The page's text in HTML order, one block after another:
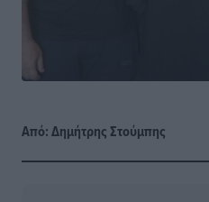
Από:Δημήτρης Στούμπης